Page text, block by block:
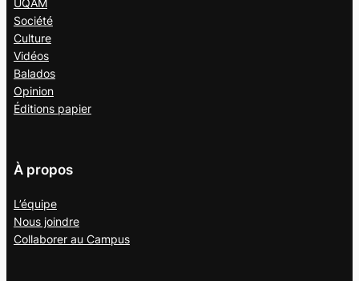
UQAM
Société
Culture
Vidéos
Balados
Opinion
Éditions papier
À propos
L’équipe
Nous joindre
Collaborer au Campus